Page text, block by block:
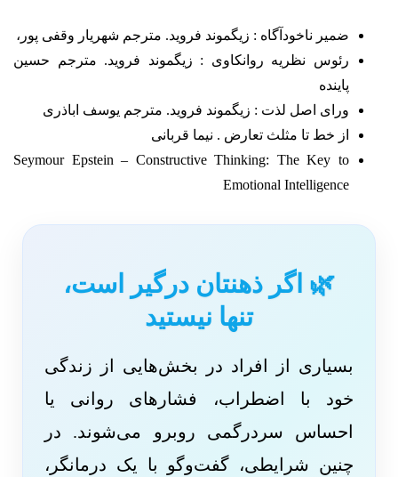
ضمیر ناخودآگاه : زیگموند فروید. مترجم شهریار وقفی پور،
رئوس نظریه روانکاوی : زیگموند فروید. مترجم حسین
پاینده
ورای اصل لذت : زیگموند فروید. مترجم یوسف اباذری
از خط تا مثلث تعارض . نیما قربانی
Seymour Epstein – Constructive Thinking: The Key to
Emotional Intelligence
🌿 اگر ذهنتان درگیر است،
تنها نیستید
بسیاری از افراد در بخش‌هایی از زندگی
خود با اضطراب، فشارهای روانی یا
احساس سردرگمی روبرو می‌شوند. در
چنین شرایطی، گفت‌وگو با یک درمانگر،